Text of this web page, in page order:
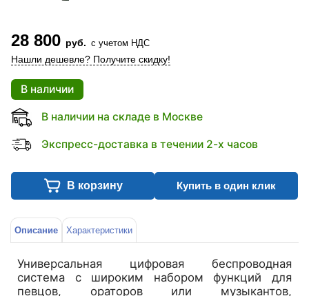
28 800 руб. с учетом НДС
Нашли дешевле? Получите скидку!
В наличии
В наличии на складе в Москве
Экспресс-доставка в течении 2-х часов
В корзину Купить в один клик
Описание Характеристики
Универсальная цифровая беспроводная
система с широким набором функций для
певцов, ораторов или музыкантов,